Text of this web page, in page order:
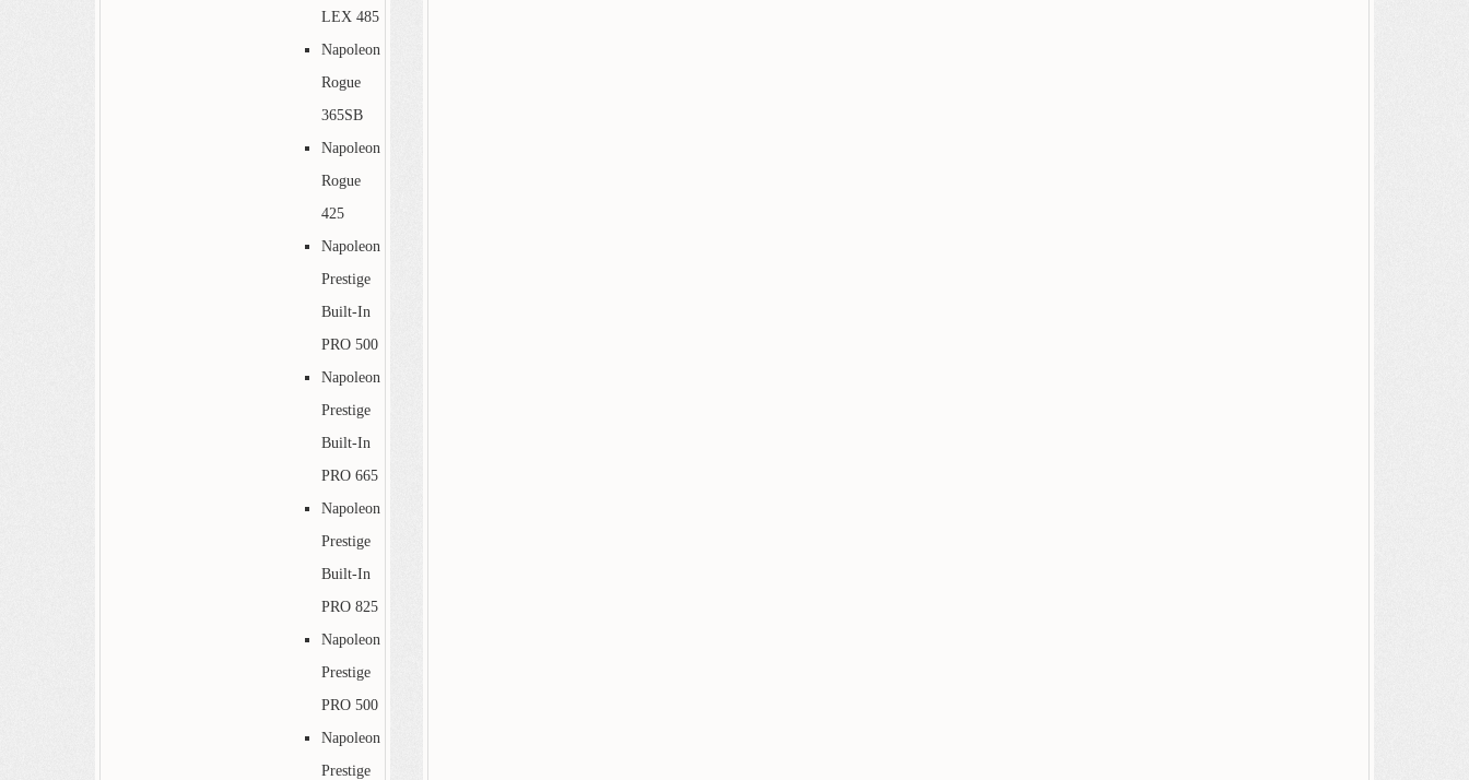
LEX 485
Napoleon
Rogue
365SB
Napoleon
Rogue
425
Napoleon
Prestige
Built-In
PRO 500
Napoleon
Prestige
Built-In
PRO 665
Napoleon
Prestige
Built-In
PRO 825
Napoleon
Prestige
PRO 500
Napoleon
Prestige